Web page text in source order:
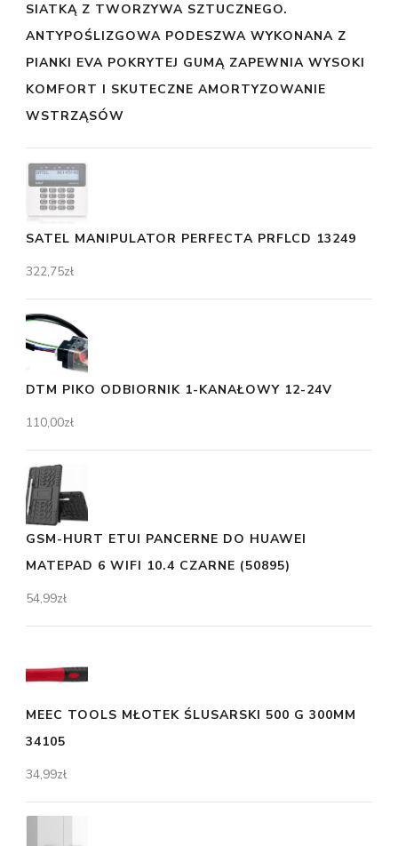
SIATKĄ Z TWORZYWA SZTUCZNEGO.
ANTYPOŚLIZGOWA PODESZWA WYKONANA Z
PIANKI EVA POKRYTEJ GUMĄ ZAPEWNIA WYSOKI
KOMFORT I SKUTECZNE AMORTYZOWANIE
WSTRZĄSÓW
SATEL MANIPULATOR PERFECTA PRFLCD 13249
322,75zł
DTM PIKO ODBIORNIK 1-KANAŁOWY 12-24V
110,00zł
GSM-HURT ETUI PANCERNE DO HUAWEI
MATEPAD 6 WIFI 10.4 CZARNE (50895)
54,99zł
MEEC TOOLS MŁOTEK ŚLUSARSKI 500 G 300MM
34105
34,99zł